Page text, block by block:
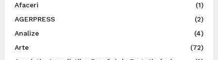
Afaceri
(1)
AGERPRESS
(2)
Analize
(4)
Arte
(72)